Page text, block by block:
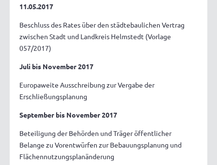
11.05.2017
Beschluss des Rates über den städtebaulichen Vertrag
zwischen Stadt und Landkreis Helmstedt (Vorlage
057/2017)
Juli bis November 2017
Europaweite Ausschreibung zur Vergabe der
Erschließungsplanung
September bis November 2017
Beteiligung der Behörden und Träger öffentlicher
Belange zu Vorentwürfen zur Bebauungsplanung und
Flächennutzungsplanänderung